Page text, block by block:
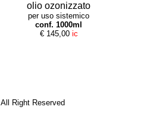
olio ozonizzato
per uso sistemico
conf. 1000ml
€ 145,00 ic
All Right Reserved